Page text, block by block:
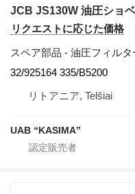
リクエストに応じた価格
スペア部品 - 油圧フィルタ
32/925164 335/B5200
リトアニア, Telšiai
UAB “KASIMA”